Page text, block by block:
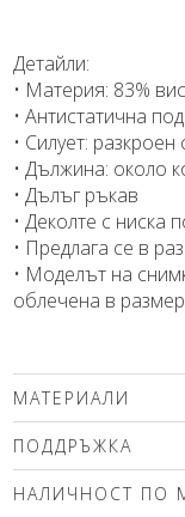
Детайли:
• Материя: 83%
• Антистатична
• Силует:
• Дължина: около
• Дълъг ръкав
• Деколте с ниска
• Предлага се в
• Моделът на
облечена в
МАТЕРИАЛИ
подплата 100%
ПОДДРЪЖКА
центрофугиране
НАЛИЧНОСТ ПО